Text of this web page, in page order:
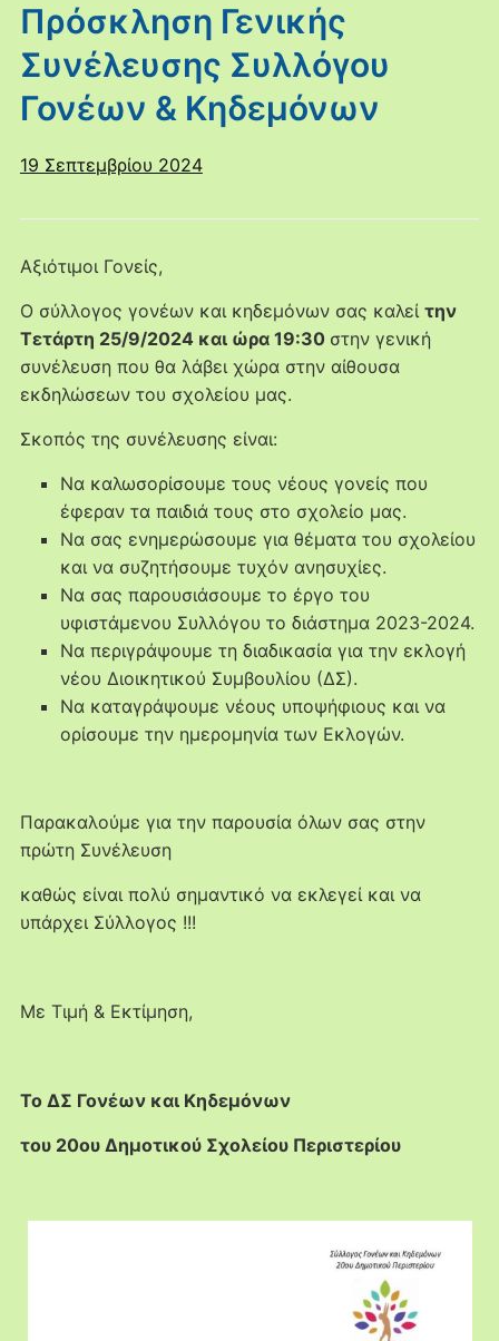
Πρόσκληση Γενικής
Συνέλευσης Συλλόγου
Γονέων & Κηδεμόνων
19 Σεπτεμβρίου 2024
Αξιότιμοι Γονείς,
Ο σύλλογος γονέων και κηδεμόνων σας καλεί την
Τετάρτη 25/9/2024 και ώρα 19:30 στην γενική
συνέλευση που θα λάβει χώρα στην αίθουσα
εκδηλώσεων του σχολείου μας.
Σκοπός της συνέλευσης είναι:
Να καλωσορίσουμε τους νέους γονείς που
έφεραν τα παιδιά τους στο σχολείο μας.
Να σας ενημερώσουμε για θέματα του σχολείου
και να συζητήσουμε τυχόν ανησυχίες.
Να σας παρουσιάσουμε το έργο του
υφιστάμενου Συλλόγου το διάστημα 2023-2024.
Να περιγράψουμε τη διαδικασία για την εκλογή
νέου Διοικητικού Συμβουλίου (ΔΣ).
Να καταγράψουμε νέους υποψήφιους και να
ορίσουμε την ημερομηνία των Εκλογών.
Παρακαλούμε για την παρουσία όλων σας στην
πρώτη Συνέλευση
καθώς είναι πολύ σημαντικό να εκλεγεί και να
υπάρχει Σύλλογος !!!
Με Τιμή & Εκτίμηση,
Το ΔΣ Γονέων και Κηδεμόνων
του 20ου Δημοτικού Σχολείου Περιστερίου